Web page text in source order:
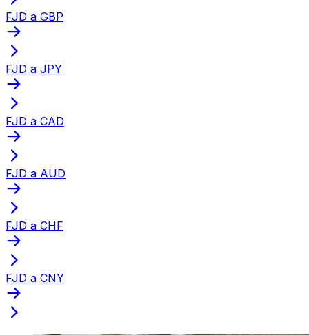
FJD a GBP
FJD a JPY
FJD a CAD
FJD a AUD
FJD a CHF
FJD a CNY